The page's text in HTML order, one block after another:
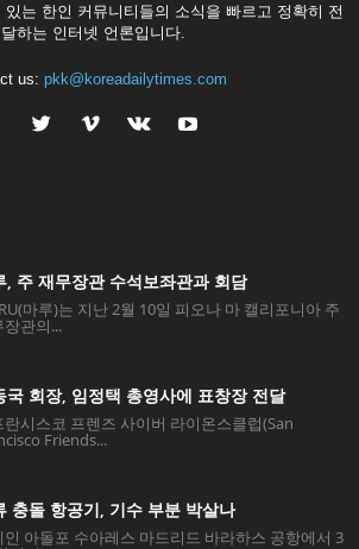
는 한인 커뮤니티들의 소식을 빠르고 정확히 전
달하는 인터넷 언론입니다.
us: pkk@koreadailytimes.com
, 주 재무장관 수석보좌관과 회담
마루)는 지난 2월 10일 피오나 마 캘리포니아 주
장관의...
국 회장, 임정택 총영사에 표창장 전달
란시스코 프렌즈 사이버 라이온스클럽(San
Friends...
충돌 항공기, 기수 부분 박살나
인 아돌포 수아레스 마드리드 바라하스 공항에서 3